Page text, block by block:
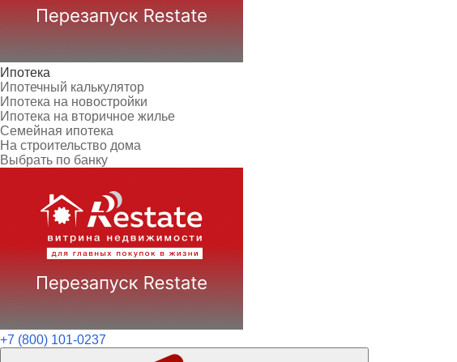
Ипотека
Ипотечный калькулятор
Ипотека на новостройки
Ипотека на вторичное жилье
Семейная ипотека
На строительство дома
Выбрать по банку
+7 (800) 101-0237